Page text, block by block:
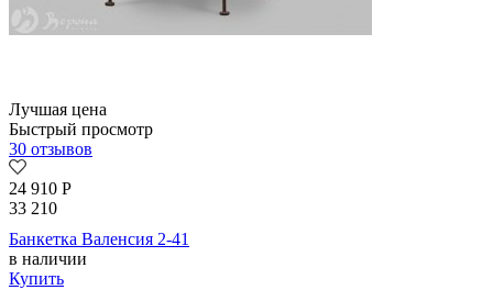
Лучшая цена
Быстрый просмотр
30 отзывов
24 910 Р
33 210
Банкетка Валенсия 2-41
в наличии
Купить